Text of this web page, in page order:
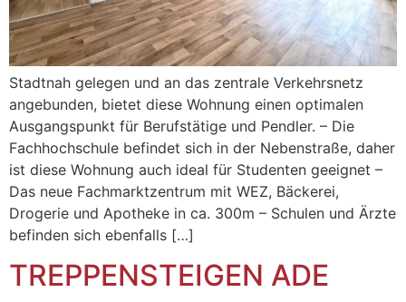
Stadtnah gelegen und an das zentrale Verkehrsnetz
angebunden, bietet diese Wohnung einen optimalen
Ausgangspunkt für Berufstätige und Pendler. – Die
Fachhochschule befindet sich in der Nebenstraße, daher
ist diese Wohnung auch ideal für Studenten geeignet –
Das neue Fachmarktzentrum mit WEZ, Bäckerei,
Drogerie und Apotheke in ca. 300m – Schulen und Ärzte
befinden sich ebenfalls […]
TREPPENSTEIGEN ADE